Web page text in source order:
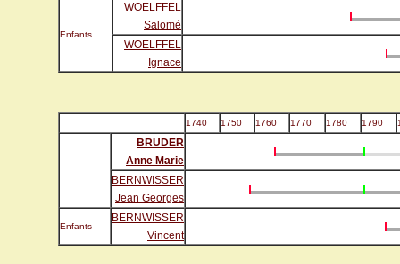
Enfants
WOELFFEL
Salomé
WOELFFEL
Ignace
1740 1750 1760 1770 1780 1790
BRUDER
Anne Marie
BERNWISSER
Jean Georges
Enfants
BERNWISSER
Vincent